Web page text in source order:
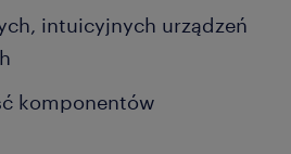
intuicyjnych urządzeń
komponentów